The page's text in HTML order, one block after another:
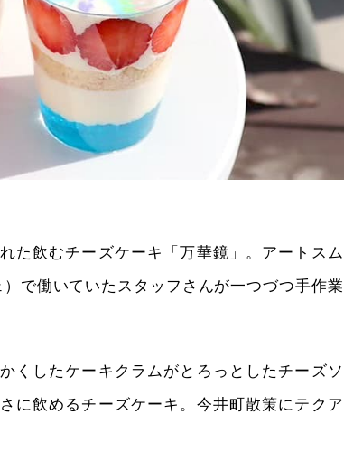
た飲むチーズケーキ「万華鏡」。アートスム
で働いていたスタッフさんが一つづつ手作業
くしたケーキクラムがとろっとしたチーズソ
に飲めるチーズケーキ。今井町散策にテクア